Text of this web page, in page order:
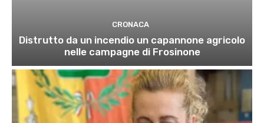
CRONACA
Distrutto da un incendio un capannone agricolo
nelle campagne di Frosinone